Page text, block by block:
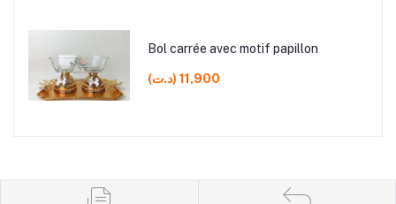
Bol carrée avec motif papillon
(د.ت) 11,900